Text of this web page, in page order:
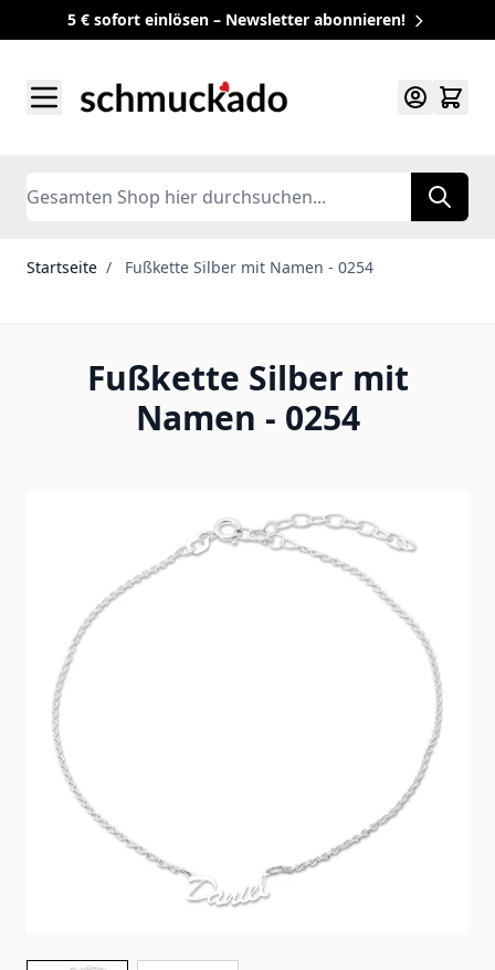
5 € sofort einlösen – Newsletter abonnieren!
Search
Startseite / Fußkette Silber mit Namen - 0254
Fußkette Silber mit
Namen - 0254